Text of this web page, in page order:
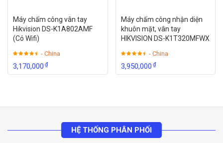
Máy chấm công vân tay
Hikvision DS-K1A802AMF
(Có Wifi)
- China
3,170,000₫
Máy chấm công nhận diện
khuôn mặt, vân tay
HIKVISION DS-K1T320MFWX
- China
3,950,000₫
HỆ THỐNG PHÂN PHỐI